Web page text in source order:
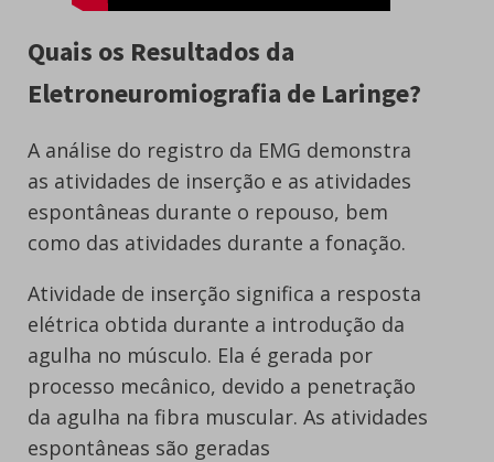
Quais os Resultados da
Eletroneuromiografia de Laringe?
A análise do registro da EMG demonstra
as atividades de inserção e as atividades
espontâneas durante o repouso, bem
como das atividades durante a fonação.
Atividade de inserção significa a resposta
elétrica obtida durante a introdução da
agulha no músculo. Ela é gerada por
processo mecânico, devido a penetração
da agulha na fibra muscular. As atividades
espontâneas são geradas